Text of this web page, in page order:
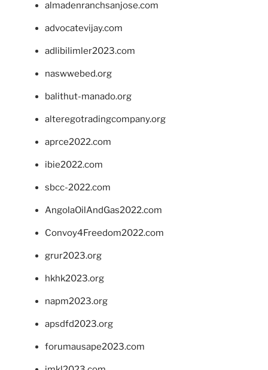
almadenranchsanjose.com
advocatevijay.com
adlibilimler2023.com
naswwebed.org
balithut-manado.org
alteregotradingcompany.org
aprce2022.com
ibie2022.com
sbcc-2022.com
AngolaOilAndGas2022.com
Convoy4Freedom2022.com
grur2023.org
hkhk2023.org
napm2023.org
apsdfd2023.org
forumausape2023.com